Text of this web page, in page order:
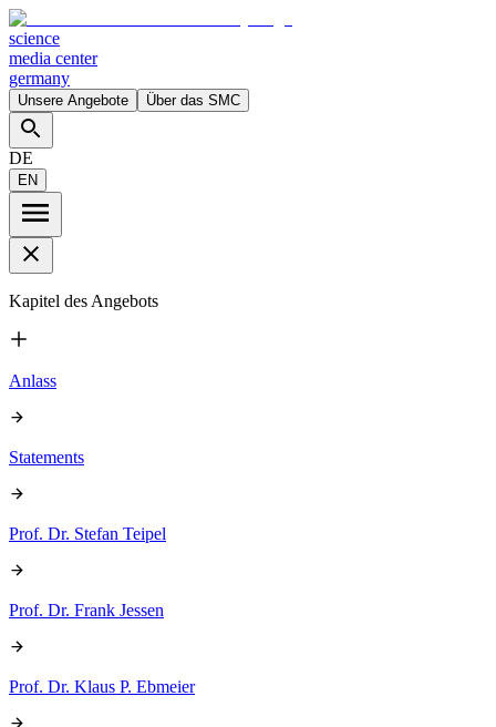
science
media center
germany
Unsere Angebote Über das SMC
DE
EN
Kapitel des Angebots
Anlass
Statements
Prof. Dr. Stefan Teipel
Prof. Dr. Frank Jessen
Prof. Dr. Klaus P. Ebmeier